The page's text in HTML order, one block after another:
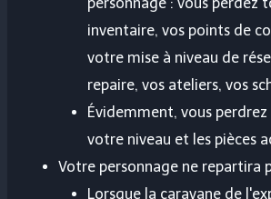
personnage : vous perdez
inventaire, vos points de
votre mise à niveau de
repaire, vos ateliers, vos
Évidemment, vous
votre niveau et les pièces
Votre personnage ne repartira
Lorsque la caravane de